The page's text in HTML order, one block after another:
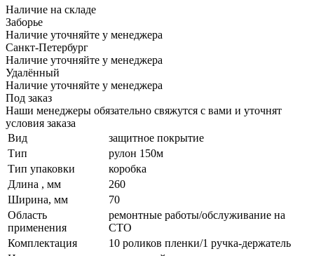
Наличие на складе
Заборье
Наличие уточняйте у менеджера
Санкт-Петербург
Наличие уточняйте у менеджера
Удалённый
Наличие уточняйте у менеджера
Под заказ
Наши менеджеры обязательно свяжутся с вами и уточнят
условия заказа
Вид
защитное покрытие
Тип
рулон 150м
Тип упаковки
коробка
Длина , мм
260
Ширина, мм
70
Область
применения
ремонтные работы/обслуживание на
СТО
Комплектация
10 роликов пленки/1 ручка-держатель